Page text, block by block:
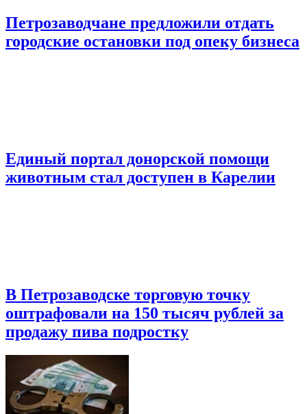
Петрозаводчане предложили отдать
городские остановки под опеку бизнеса
Единый портал донорской помощи
животным стал доступен в Карелии
В Петрозаводске торговую точку
оштрафовали на 150 тысяч рублей за
продажу пива подростку